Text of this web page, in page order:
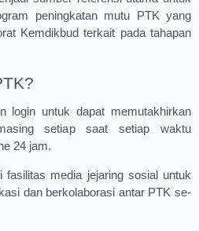
peningkatan mutu PTK yang
Kemdikbud terkait pada tahapan
login untuk dapat memutakhirkan
setiap saat setiap waktu
24 jam.
fasilitas media jejaring sosial untuk
dan berkolaborasi antar PTK se-